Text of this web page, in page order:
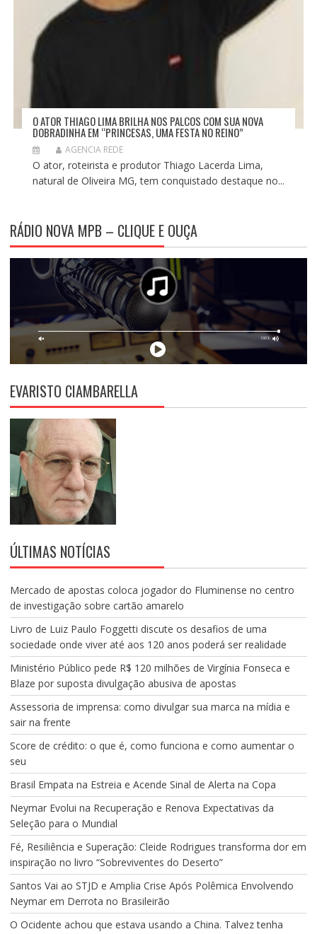
O ATOR THIAGO LIMA BRILHA NOS PALCOS COM SUA NOVA
DOBRADINHA EM “PRINCESAS, UMA FESTA NO REINO”
AGENCIA REDE
O ator, roteirista e produtor Thiago Lacerda Lima,
natural de Oliveira MG, tem conquistado destaque no...
RÁDIO NOVA MPB – CLIQUE E OUÇA
EVARISTO CIAMBARELLA
ÚLTIMAS NOTÍCIAS
Mercado de apostas coloca jogador do Fluminense no centro
de investigação sobre cartão amarelo
Livro de Luiz Paulo Foggetti discute os desafios de uma
sociedade onde viver até aos 120 anos poderá ser realidade
Ministério Público pede R$ 120 milhões de Virgínia Fonseca e
Blaze por suposta divulgação abusiva de apostas
Assessoria de imprensa: como divulgar sua marca na mídia e
sair na frente
Score de crédito: o que é, como funciona e como aumentar o
seu
Brasil Empata na Estreia e Acende Sinal de Alerta na Copa
Neymar Evolui na Recuperação e Renova Expectativas da
Seleção para o Mundial
Fé, Resiliência e Superação: Cleide Rodrigues transforma dor em
inspiração no livro “Sobreviventes do Deserto”
Santos Vai ao STJD e Amplia Crise Após Polêmica Envolvendo
Neymar em Derrota no Brasileirão
O Ocidente achou que estava usando a China. Talvez tenha